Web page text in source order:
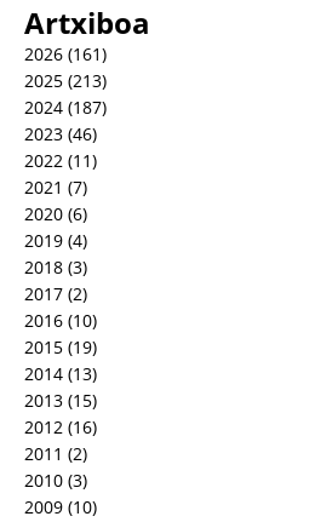
Artxiboa
2026 (161)
2025 (213)
2024 (187)
2023 (46)
2022 (11)
2021 (7)
2020 (6)
2019 (4)
2018 (3)
2017 (2)
2016 (10)
2015 (19)
2014 (13)
2013 (15)
2012 (16)
2011 (2)
2010 (3)
2009 (10)